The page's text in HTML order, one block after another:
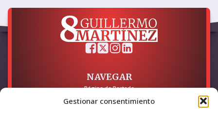
Gestionar consentimiento
NAVEGAR
Página de Portada